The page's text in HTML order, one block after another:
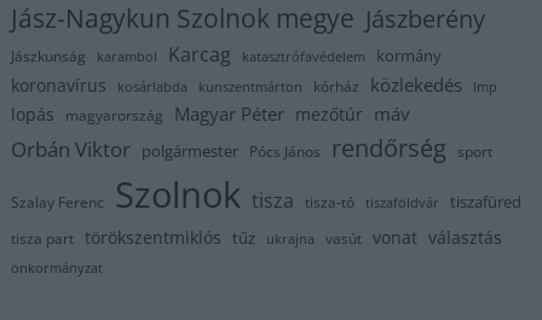
Jász-Nagykun Szolnok megye Jászberény
Jászkunság karambol Karcag katasztrófavédelem kormány
koronavírus kosárlabda kunszentmárton kórház közlekedés lmp
lopás magyarország Magyar Péter mezőtúr máv
Orbán Viktor polgármester Pócs János rendőrség sport
Szalay Ferenc Szolnok tisza tisza-tó tiszaföldvár tiszafüred
tisza part törökszentmiklós tűz ukrajna vasút vonat választás
önkormányzat